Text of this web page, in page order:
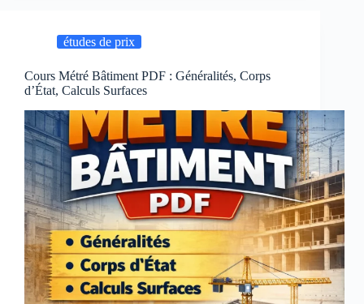
pour
Quart
Tournant
–
PDF
études de prix
Cours Métré Bâtiment PDF : Généralités, Corps
d’État, Calculs Surfaces